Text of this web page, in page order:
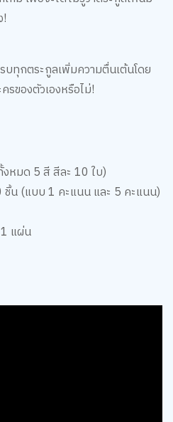
!
ทุกตระกูลเพิ่มความตื่นเต้นโดย
รของตัวเองหรือไม่!
หมด 5 สี สีละ 10 ใบ)
น (แบบ 1 คะแนน และ 5 คะแนน)
แผ่น